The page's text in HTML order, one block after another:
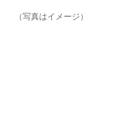
（写真はイメージ）